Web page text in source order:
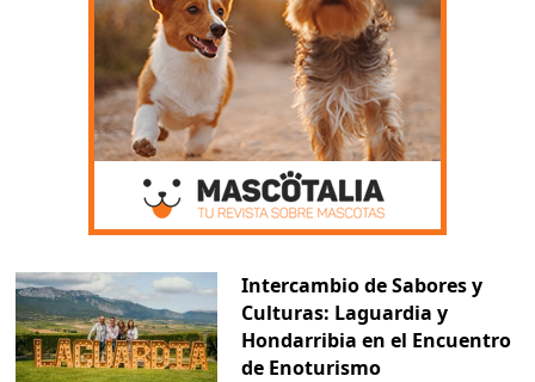
Intercambio de Sabores y
Culturas: Laguardia y
Hondarribia en el Encuentro
de Enoturismo